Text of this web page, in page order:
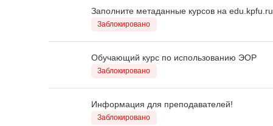
Заполните метаданные курсов на edu.kpfu.ru
Заблокировано
Обучающий курс по использованию ЭОР
Заблокировано
Информация для преподавателей!
Заблокировано